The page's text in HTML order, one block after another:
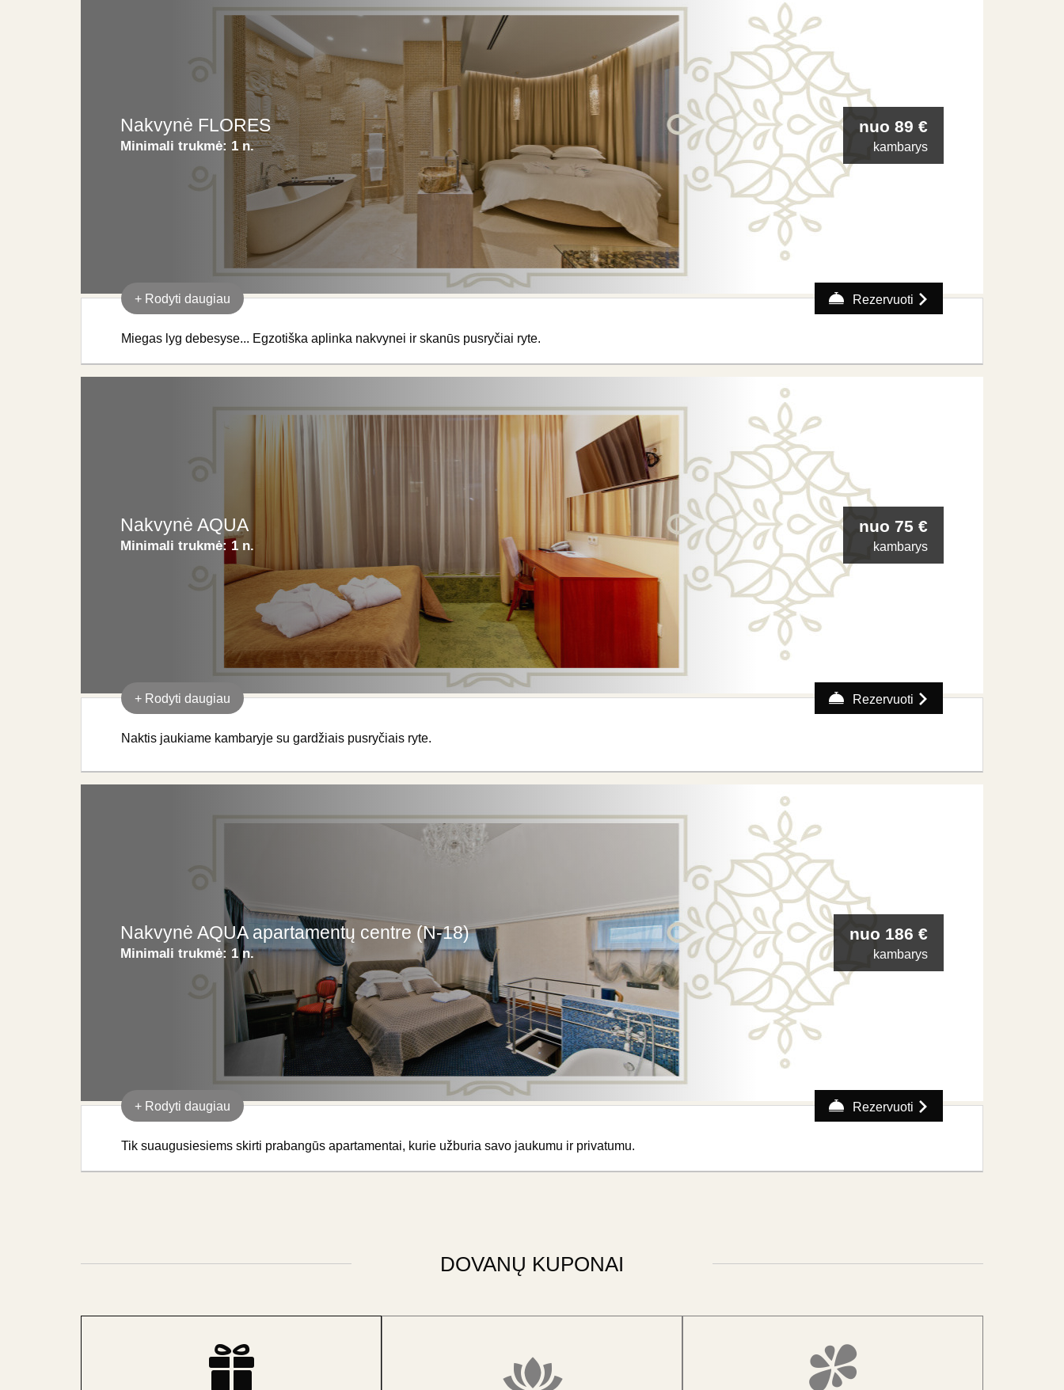
Nakvynė FLORES
Minimali trukmė: 1 n.
nuo 89 €
kambarys
Miegas lyg debesyse... Egzotiška aplinka nakvynei ir skanūs pusryčiai ryte.
+ Rodyti daugiau Rezervuoti
Nakvynė AQUA
Minimali trukmė: 1 n.
nuo 75 €
kambarys
Naktis jaukiame kambaryje su gardžiais pusryčiais ryte.
+ Rodyti daugiau Rezervuoti
Nakvynė AQUA apartamentų centre (N-18)
Minimali trukmė: 1 n.
nuo 186 €
kambarys
Tik suaugusiesiems skirti prabangūs apartamentai, kurie užburia savo jaukumu ir privatumu.
+ Rodyti daugiau Rezervuoti
DOVANŲ KUPONAI